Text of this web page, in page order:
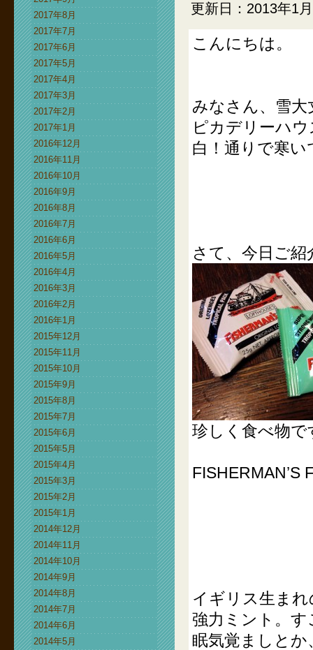
2017年8月
2017年7月
2017年6月
2017年5月
2017年4月
2017年3月
2017年2月
2017年1月
2016年12月
2016年11月
2016年10月
2016年9月
2016年8月
2016年7月
2016年6月
2016年5月
2016年4月
2016年3月
2016年2月
2016年1月
2015年12月
2015年11月
2015年10月
2015年9月
2015年8月
2015年7月
2015年6月
2015年5月
2015年4月
2015年3月
2015年2月
2015年1月
2014年12月
2014年11月
2014年10月
2014年9月
2014年8月
2014年7月
2014年6月
2014年5月
更新日：2013年1
こんにちは。
みなさん、雪大
ピカデリーハ
白！通りで寒い
さて、今日ご
珍しく食べ物で
FISHERMAN’S
イギリス生ま
強力ミント。
眠気覚ましと